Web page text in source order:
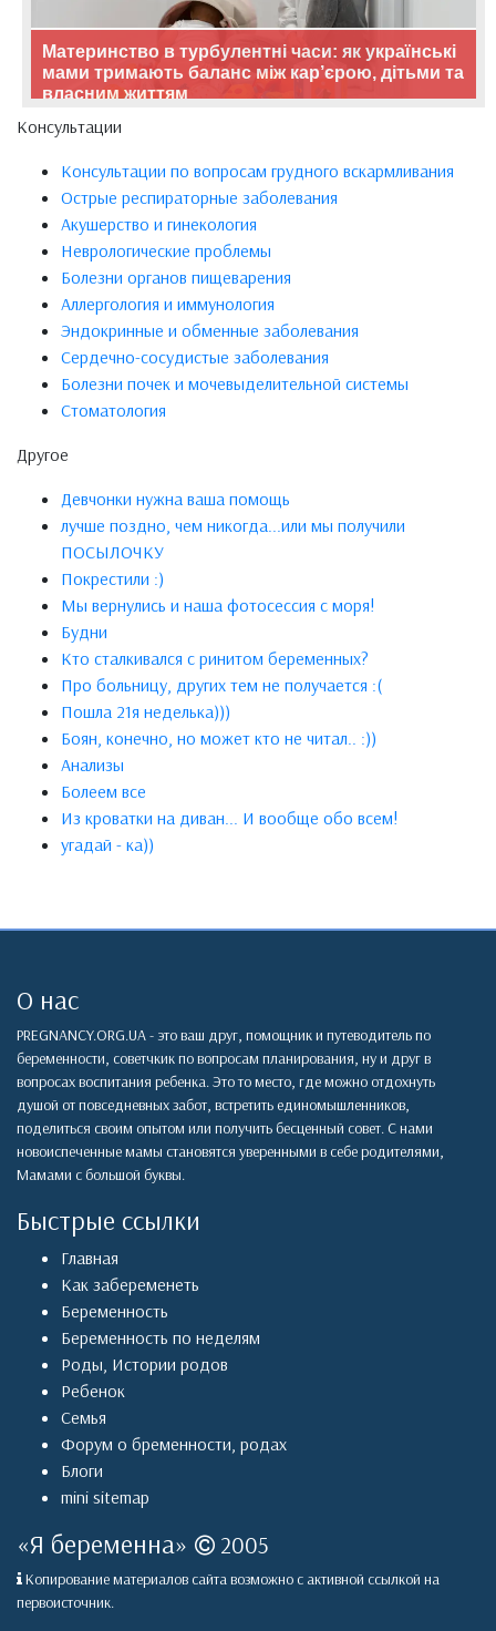
Материнство в турбулентні часи: як українські
мами тримають баланс між кар’єрою, дітьми та
власним життям
Консультации
Консультации по вопросам грудного вскармливания
Острые респираторные заболевания
Акушерство и гинекология
Неврологические проблемы
Болезни органов пищеварения
Аллергология и иммунология
Эндокринные и обменные заболевания
Сердечно-сосудистые заболевания
Болезни почек и мочевыделительной системы
Стоматология
Другое
Девчонки нужна ваша помощь
лучше поздно, чем никогда...или мы получили
ПОСЫЛОЧКУ
Покрестили :)
Мы вернулись и наша фотосессия с моря!
Будни
Кто сталкивался с ринитом беременных?
Про больницу, других тем не получается :(
Пошла 21я неделька)))
Боян, конечно, но может кто не читал.. :))
Анализы
Болеем все
Из кроватки на диван... И вообще обо всем!
угадай - ка))
О нас
PREGNANCY.ORG.UA - это ваш друг, помощник и путеводитель по
беременности, советчкик по вопросам планирования, ну и друг в
вопросах воспитания ребенка. Это то место, где можно отдохнуть
душой от повседневных забот, встретить единомышленников,
поделиться своим опытом или получить бесценный совет. С нами
новоиспеченные мамы становятся уверенными в себе родителями,
Мамами с большой буквы.
Быстрые ссылки
Главная
Как забеременеть
Беременность
Беременность по неделям
Роды, Истории родов
Ребенок
Семья
Форум о бременности, родах
Блоги
mini sitemap
«Я беременна» 2005
Копирование материалов сайта возможно с активной ссылкой на
первоисточник.